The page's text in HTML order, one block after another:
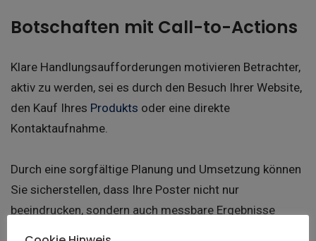
Botschaften mit Call-to-Actions
Klare Handlungsaufforderungen motivieren Betrachter,
aktiv zu werden, sei es durch den Besuch Ihrer Website,
den Kauf Ihres Produkts oder eine direkte
Kontaktaufnahme.
Durch eine sorgfältige Planung und Umsetzung können
Sie sicherstellen, dass Ihre Poster nicht nur
beeindrucken, sondern auch messbare Ergebnisse